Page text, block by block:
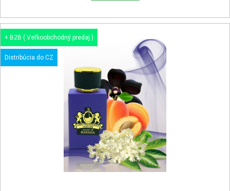
+ B2B ( Veľkoobchodný predaj )
Distribúcia do CZ